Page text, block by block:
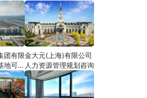
团有限
地可行
金大元(上海)有限公司
人力资源管理规划咨询